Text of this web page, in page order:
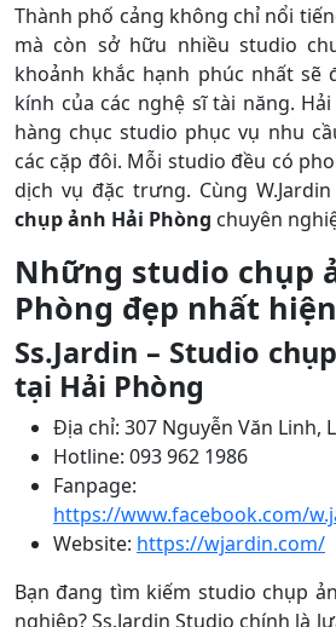
Thành phố cảng không chỉ nổi
mà còn sở hữu nhiều studio
khoảnh khắc hạnh phúc nhất sẽ
kính của các nghệ sĩ tài năng.
hàng chục studio phục vụ nhu
các cặp đôi. Mỗi studio đều có
dịch vụ đặc trưng. Cùng
chụp ảnh Hải Phòng chuyên
Những studio chụp
Phòng đẹp nhất
Ss.Jardin – Studio
tại Hải Phòng
Địa chỉ: 307 Nguyễn Văn Linh,
Hotline: 093 962 1986
Fanpage:
https://www.facebook.com/
Website: https://wjardin.com/
Bạn đang tìm kiếm studio chụp
nghiệp? Ss.Jardin Studio chính là